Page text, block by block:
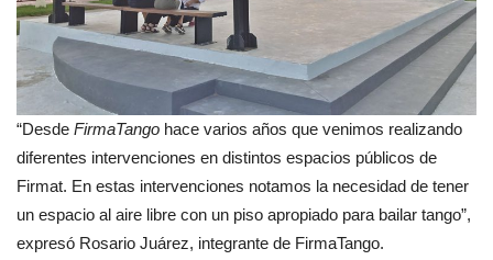
“Desde FirmaTango hace varios años que venimos realizando
diferentes intervenciones en distintos espacios públicos de
Firmat. En estas intervenciones notamos la necesidad de tener
un espacio al aire libre con un piso apropiado para bailar tango”,
expresó Rosario Juárez, integrante de FirmaTango.